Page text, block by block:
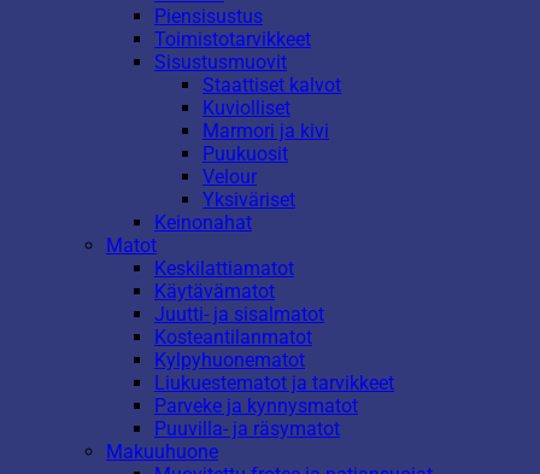
Piensisustus
Toimistotarvikkeet
Sisustusmuovit
Staattiset kalvot
Kuviolliset
Marmori ja kivi
Puukuosit
Velour
Yksiväriset
Keinonahat
Matot
Keskilattiamatot
Käytävämatot
Juutti- ja sisalmatot
Kosteantilanmatot
Kylpyhuonematot
Liukuestematot ja tarvikkeet
Parveke ja kynnysmatot
Puuvilla- ja räsymatot
Makuuhuone